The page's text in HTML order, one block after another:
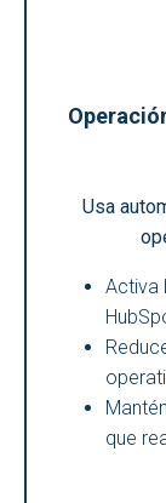
Usa
Activa
que